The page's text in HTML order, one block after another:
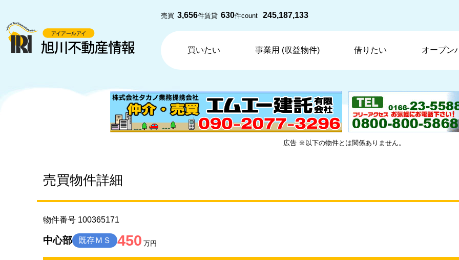
売買 3,656件賃貸 630件count 245,187,133
買いたい 事業用 (収益物件) 借りたい オープン
広告 ※以下の物件とは関係ありません。
売買物件詳細
物件番号 100365171
中心部 既存ＭＳ 450 万円